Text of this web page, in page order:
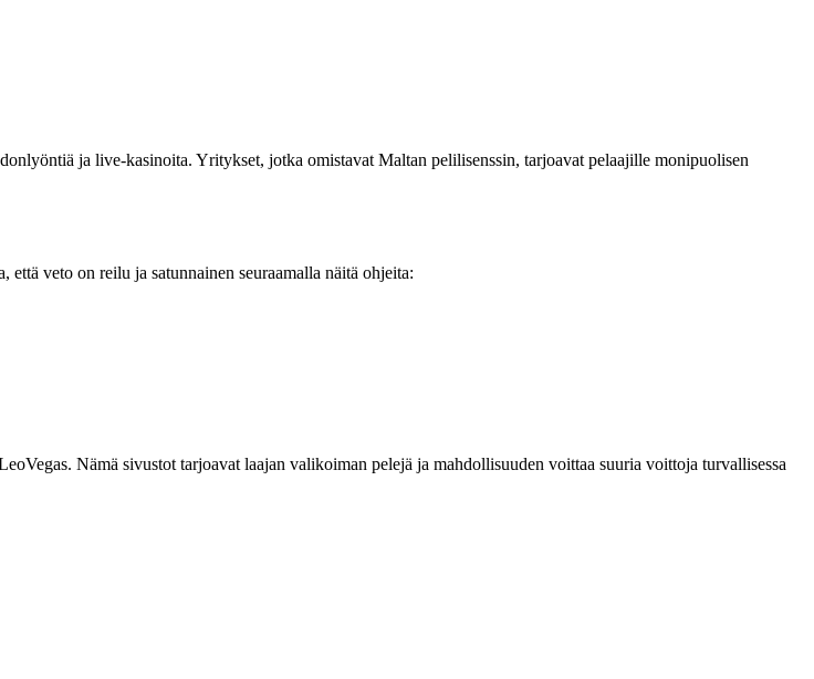
ja live-kasinoita. Yritykset, jotka omistavat Maltan pelilisenssin, tarjoavat pelaajille monipuolisen
veto on reilu ja satunnainen seuraamalla näitä ohjeita:
Nämä sivustot tarjoavat laajan valikoiman pelejä ja mahdollisuuden voittaa suuria voittoja turvallisessa